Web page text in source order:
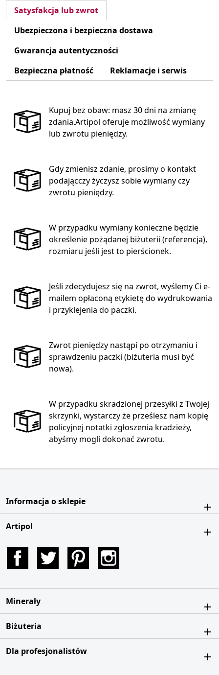
Satysfakcja lub zwrot
Ubezpieczona i bezpieczna dostawa
Gwarancja autentyczności
Bezpieczna płatność
Reklamacje i serwis
Kupuj bez obaw: masz 30 dni na zmianę
zdania.Artipol oferuje możliwość wymiany
lub zwrotu pieniędzy.
Gdy zmienisz zdanie, prosimy o kontakt
podającczy życzysz sobie wymiany czy
zwrotu pieniędzy.
W przypadku wymiany konieczne będzie
określenie pożądanej biżuterii (referencja),
rozmiaru jeśli jest to pierścionek.
Jeśli zdecydujesz się na zwrot, wyślemy Ci e-
mailem opłaconą etykietę do wydrukowania
i przyklejenia do paczki.
Zwrot pieniędzy nastąpi po otrzymaniu i
sprawdzeniu paczki (biżuteria musi być
nowa).
W przypadku skradzionej przesyłki z Twojej
skrzynki, wystarczy że prześlesz nam kopię
policyjnej notatki zgłoszenia kradzieży,
abyśmy mogli dokonać zwrotu.
Informacja o sklepie
Artipol
Facebook Twitter Pinterest
Minerały
Biżuteria
Dla profesjonalistów